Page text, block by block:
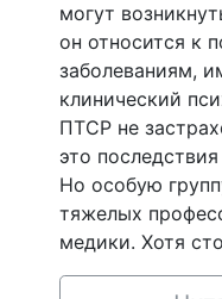
могут
он относится к
заболеваниям,
клинический
ПТСР не
это
Но особую
тяжелых
медики. Хотя